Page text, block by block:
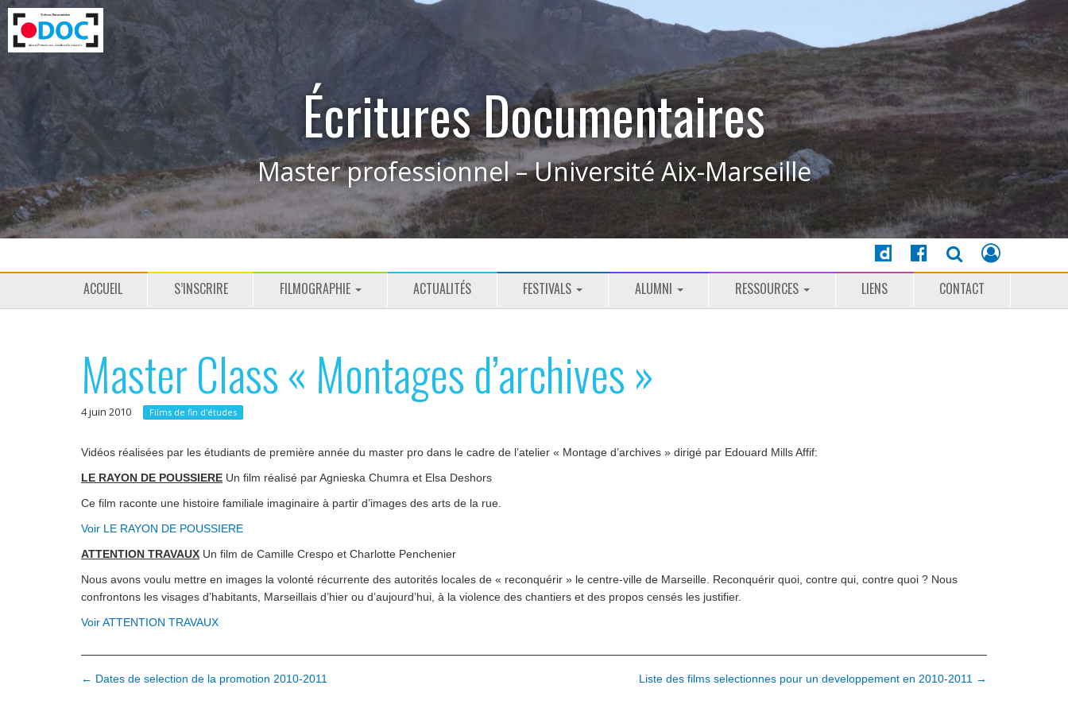
Écritures Documentaires
Master professionnel – Université Aix-Marseille
M
e
P
ACCUEIL S’INSCRIRE FILMOGRAPHIE ACTUALITÉS FESTIVALS ALUMNI RESSOURCES LIENS CONTACT
Master Class « Montages d’archives »
4 juin 2010 Films de fin d'études
Vidéos réalisées par les étudiants de première année du master pro dans le cadre de l’atelier « Montage d’archives » dirigé par Edouard Mills Affif:
LE RAYON DE POUSSIERE Un film réalisé par Agnieska Chumra et Elsa Deshors
Ce film raconte une histoire familiale imaginaire à partir d’images des arts de la rue.
Voir LE RAYON DE POUSSIERE
ATTENTION TRAVAUX Un film de Camille Crespo et Charlotte Penchenier
Nous avons voulu mettre en images la volonté récurrente des autorités locales de « reconquérir » le centre-ville de Marseille. Reconquérir quoi, contre qui, contre quoi ? Nous
confrontons les visages d’habitants, Marseillais d’hier ou d’aujourd’hui, à la violence des chantiers et des propos censés les justifier.
Voir ATTENTION TRAVAUX
N
← Dates de selection de la promotion 2010-2011 Liste des films selectionnes pour un developpement en 2010-2011 →